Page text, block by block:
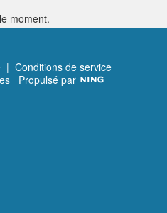
moment.
| Conditions de service
Propulsé par